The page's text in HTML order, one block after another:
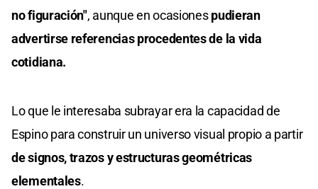
no figuración", aunque en ocasionespudieran
advertirse referencias procedentes de la vida
cotidiana.
Lo que le interesaba subrayar era la capacidad de
Espino para construir un universo visual propio a partir
de signos, trazos y estructuras geométricas
elementales.